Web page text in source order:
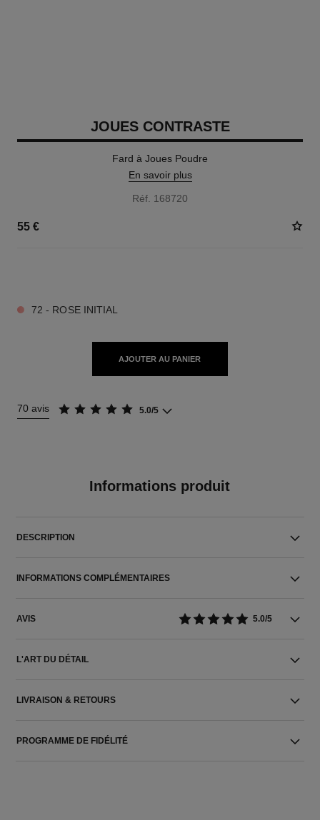
JOUES CONTRASTE
Fard à Joues Poudre
En savoir plus
Réf. 168720
55 €
72 - ROSE INITIAL
AJOUTER AU PANIER
70 avis 5.0/5
Informations produit
DESCRIPTION
INFORMATIONS COMPLÉMENTAIRES
AVIS 5.0/5
L'ART DU DÉTAIL
LIVRAISON & RETOURS
PROGRAMME DE FIDÉLITÉ